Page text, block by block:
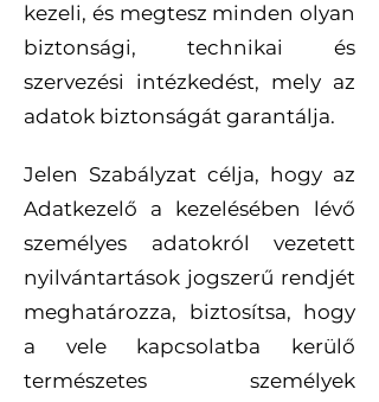
kezeli, és megtesz minden olyan
biztonsági, technikai és
szervezési intézkedést, mely az
adatok biztonságát garantálja.
Jelen Szabályzat célja, hogy az
Adatkezelő a kezelésében lévő
személyes adatokról vezetett
nyilvántartások jogszerű rendjét
meghatározza, biztosítsa, hogy
a vele kapcsolatba kerülő
természetes személyek